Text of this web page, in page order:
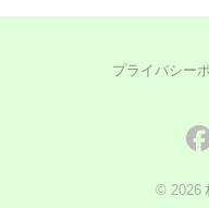
プライバシー
© 2026